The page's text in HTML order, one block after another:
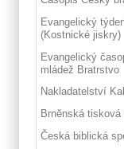
Evangelický
(Kostnické jiskry)
Evangelický
mládež Bratrstvo
Nakladatelství
Brněnská tisková
Česká biblická